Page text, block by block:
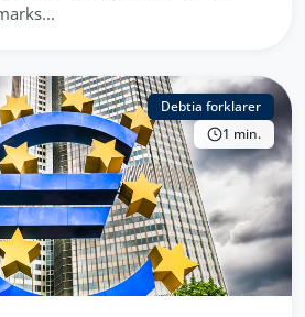
Debtia forklarer
1 min.